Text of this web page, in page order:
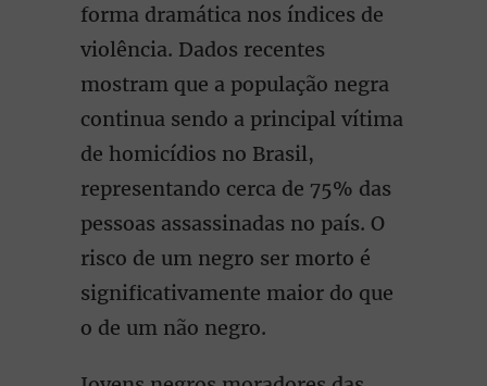
forma dramática nos índices de
violência. Dados recentes
mostram que a população negra
continua sendo a principal vítima
de homicídios no Brasil,
representando cerca de 75% das
pessoas assassinadas no país. O
risco de um negro ser morto é
significativamente maior do que
o de um não negro.